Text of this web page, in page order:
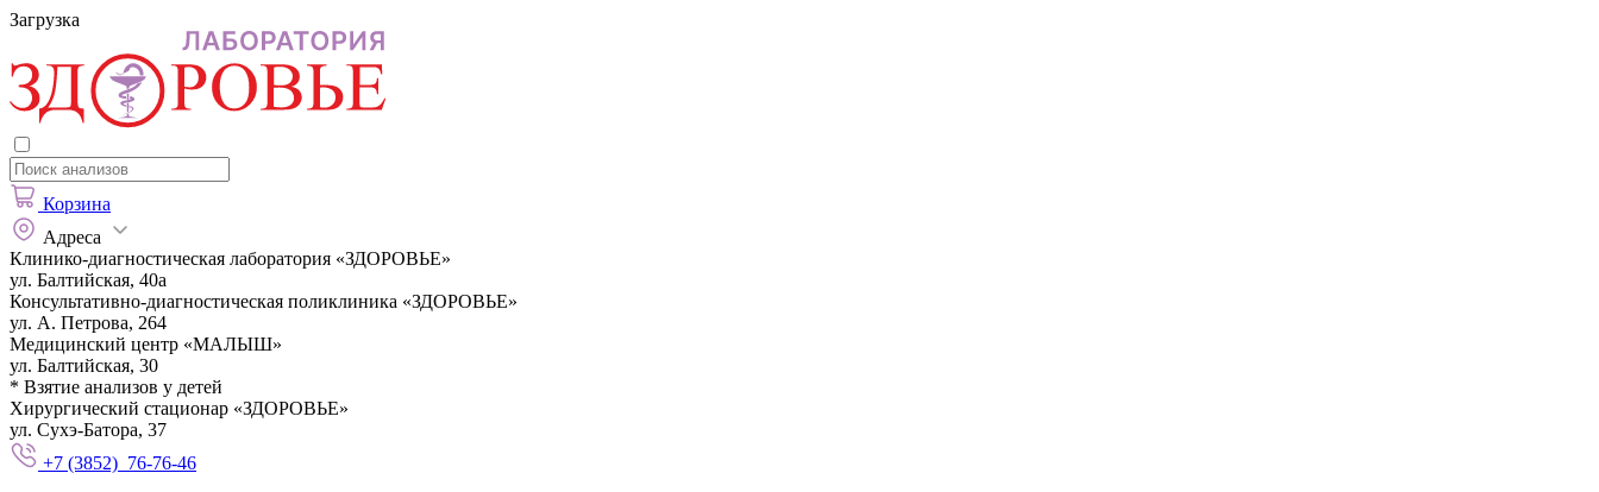
Загрузка
Корзина
Адреса
Клинико-диагностическая лаборатория «ЗДОРОВЬЕ»
ул. Балтийская, 40а
Консультативно-диагностическая поликлиника «ЗДОРОВЬЕ»
ул. А. Петрова, 264
Медицинский центр «МАЛЫШ»
ул. Балтийская, 30
* Взятие анализов у детей
Хирургический стационар «ЗДОРОВЬЕ»
ул. Сухэ-Батора, 37
+7 (3852) 76-76-46